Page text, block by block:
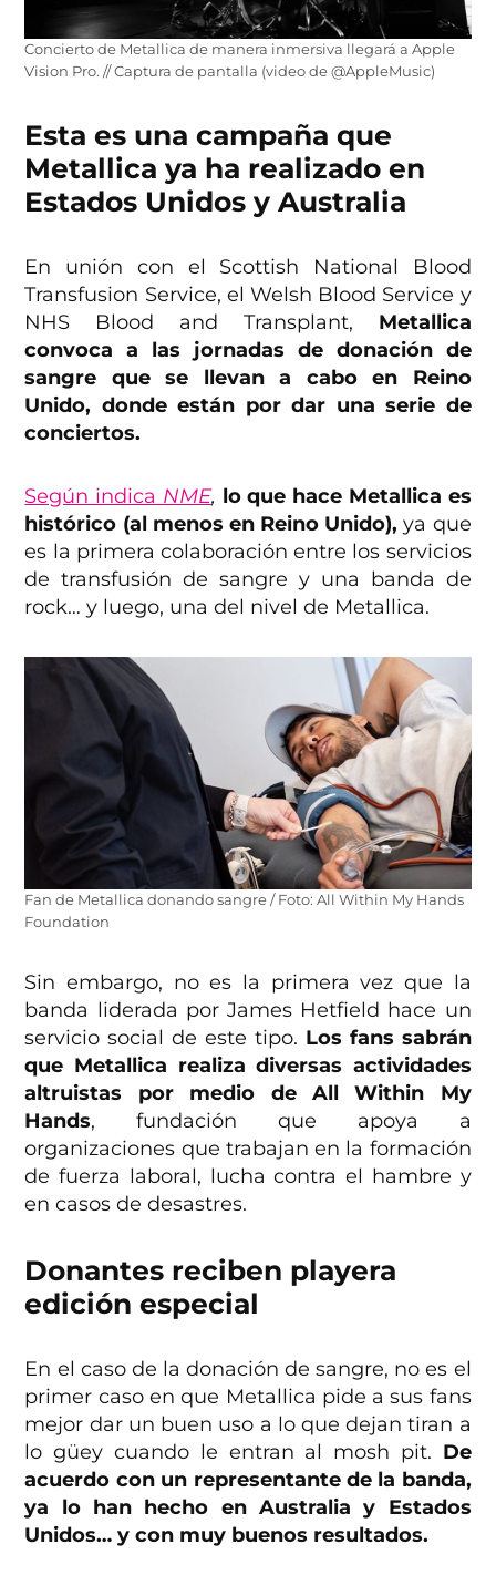
Concierto de Metallica de manera inmersiva llegará a Apple
Vision Pro. // Captura de pantalla (video de @AppleMusic)
Esta es una campaña que
Metallica ya ha realizado en
Estados Unidos y Australia
En unión con el Scottish National Blood
Transfusion Service, el Welsh Blood Service y
NHS Blood and Transplant, Metallica
convoca a las jornadas de donación de
sangre que se llevan a cabo en Reino
Unido, donde están por dar una serie de
conciertos.
Según indica NME, lo que hace Metallica es
histórico (al menos en Reino Unido),ya que
es la primera colaboración entre los servicios
de transfusión de sangre y una banda de
rock… y luego, una del nivel de Metallica.
Fan de Metallica donando sangre / Foto: All Within My Hands
Foundation
Sin embargo, no es la primera vez que la
banda liderada por James Hetfield hace un
servicio social de este tipo. Los fans sabrán
que Metallica realiza diversas actividades
altruistas por medio de All Within My
Hands, fundación que apoya a
organizaciones que trabajan en la formación
de fuerza laboral, lucha contra el hambre y
en casos de desastres.
Donantes reciben playera
edición especial
En el caso de la donación de sangre, no es el
primer caso en que Metallica pide a sus fans
mejor dar un buen uso a lo que dejan tiran a
lo güey cuando le entran al mosh pit. De
acuerdo con un representante de la banda,
ya lo han hecho en Australia y Estados
Unidos… y con muy buenos resultados.